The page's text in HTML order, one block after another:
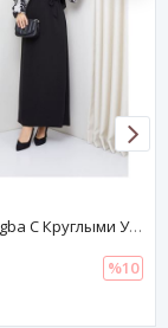
Платье Tugba С Круглыми Узорами Из Шифона И Рукавами - Черное
%10